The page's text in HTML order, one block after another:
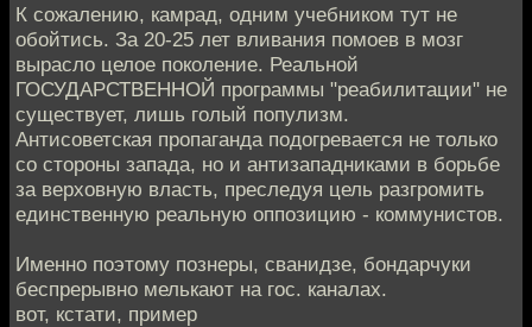
К сожалению, камрад, одним учебником тут не
обойтись. За 20-25 лет вливания помоев в мозг
вырасло целое поколение. Реальной
ГОСУДАРСТВЕННОЙ программы "реабилитации" не
существует, лишь голый популизм.
Антисоветская пропаганда подогревается не только
со стороны запада, но и антизападниками в борьбе
за верховную власть, преследуя цель разгромить
единственную реальную оппозицию - коммунистов.
Именно поэтому познеры, сванидзе, бондарчуки
беспрерывно мелькают на гос. каналах.
вот, кстати, пример